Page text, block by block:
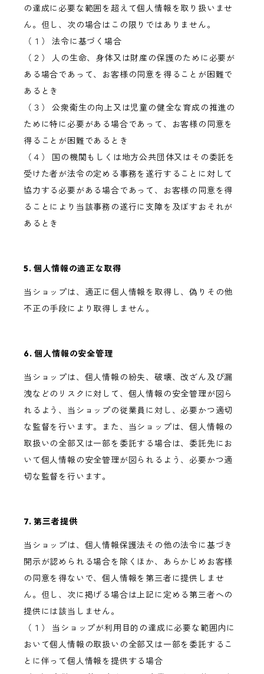
の達成に必要な範囲を超えて個人情報を取り扱いませ
ん。但し、次の場合はこの限りではありません。
（１） 法令に基づく場合
（２） 人の生命、身体又は財産の保護のために必要が
ある場合であって、お客様の同意を得ることが困難で
あるとき
（３） 公衆衛生の向上又は児童の健全な育成の推進の
ために特に必要がある場合であって、お客様の同意を
得ることが困難であるとき
（４） 国の機関もしくは地方公共団体又はその委託を
受けた者が法令の定める事務を遂行することに対して
協力する必要がある場合であって、お客様の同意を得
ることにより当該事務の遂行に支障を及ぼすおそれが
あるとき
5. 個人情報の適正な取得
当ショップは、適正に個人情報を取得し、偽りその他
不正の手段により取得しません。
6. 個人情報の安全管理
当ショップは、個人情報の紛失、破壊、改ざん及び漏
洩などのリスクに対して、個人情報の安全管理が図ら
れるよう、当ショップの従業員に対し、必要かつ適切
な監督を行います。また、当ショップは、個人情報の
取扱いの全部又は一部を委託する場合は、委託先にお
いて個人情報の安全管理が図られるよう、必要かつ適
切な監督を行います。
7. 第三者提供
当ショップは、個人情報保護法その他の法令に基づき
開示が認められる場合を除くほか、あらかじめお客様
の同意を得ないで、個人情報を第三者に提供しませ
ん。但し、次に掲げる場合は上記に定める第三者への
提供には該当しません。
（１） 当ショップが利用目的の達成に必要な範囲内に
おいて個人情報の取扱いの全部又は一部を委託するこ
とに伴って個人情報を提供する場合